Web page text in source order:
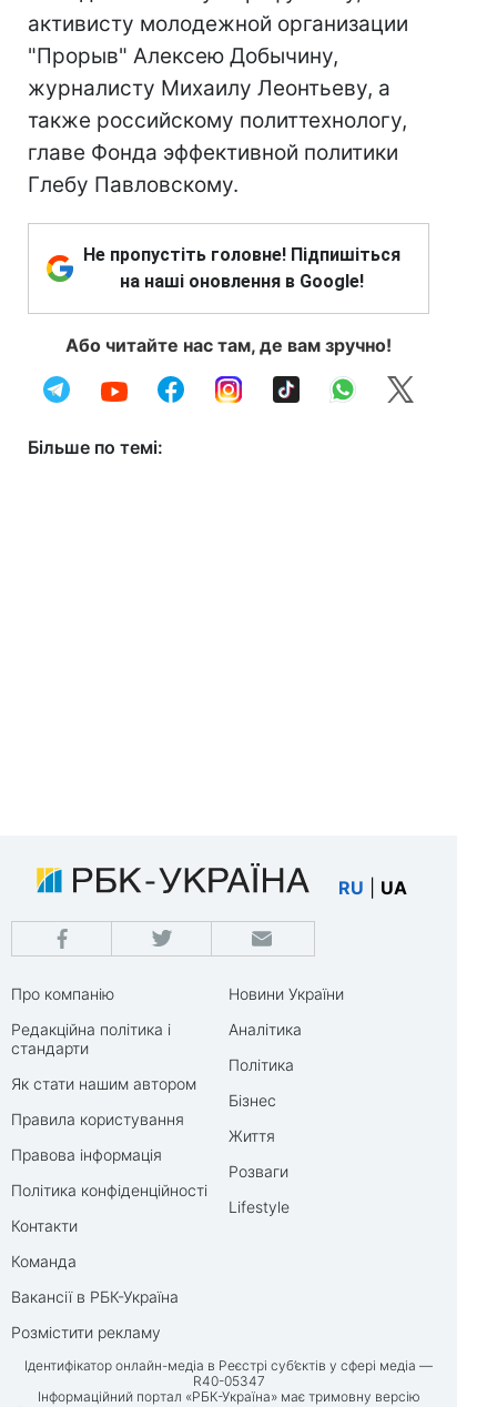
активисту молодежной организации
"Прорыв" Алексею Добычину,
журналисту Михаилу Леонтьеву, а
также российскому политтехнологу,
главе Фонда эффективной политики
Глебу Павловскому.
Не пропустіть головне! Підпишіться
на наші оновлення в Google!
Або читайте нас там, де вам зручно!
Більше по темі:
RU UA
Про компанію
Редакційна політика і
стандарти
Як стати нашим автором
Правила користування
Правова інформація
Політика конфіденційності
Контакти
Команда
Вакансії в РБК-Україна
Розмістити рекламу
Новини України
Аналітика
Політика
Бізнес
Життя
Розваги
Lifestyle
Ідентифікатор онлайн-медіа в Реєстрі суб’єктів у сфері медіа —
R40-05347
Інформаційний портал «РБК-Україна» має тримовну версію